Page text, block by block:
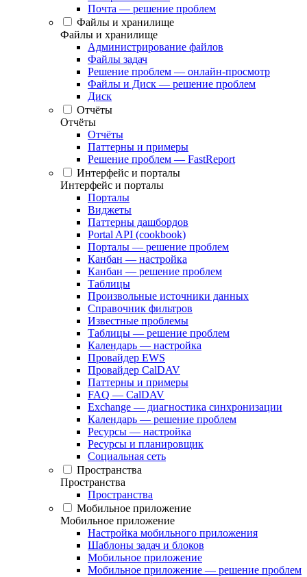
Почта — решение проблем
Файлы и хранилище
Файлы и хранилище
Администрирование файлов
Файлы задач
Решение проблем — онлайн-просмотр
Файлы и Диск — решение проблем
Диск
Отчёты
Отчёты
Отчёты
Паттерны и примеры
Решение проблем — FastReport
Интерфейс и порталы
Интерфейс и порталы
Порталы
Виджеты
Паттерны дашбордов
Portal API (cookbook)
Порталы — решение проблем
Канбан — настройка
Канбан — решение проблем
Таблицы
Произвольные источники данных
Справочник фильтров
Известные проблемы
Таблицы — решение проблем
Календарь — настройка
Провайдер EWS
Провайдер CalDAV
Паттерны и примеры
FAQ — CalDAV
Exchange — диагностика синхронизации
Календарь — решение проблем
Ресурсы — настройка
Ресурсы и планировщик
Социальная сеть
Пространства
Пространства
Пространства
Мобильное приложение
Мобильное приложение
Настройка мобильного приложения
Шаблоны задач и блоков
Мобильное приложение
Мобильное приложение — решение проблем